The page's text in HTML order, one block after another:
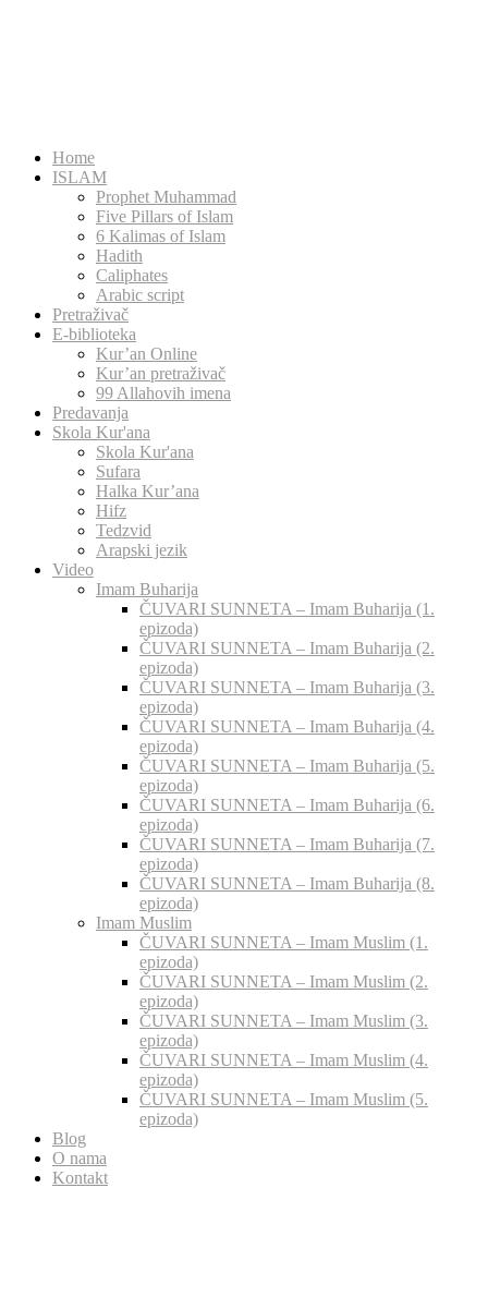
Home
ISLAM
Prophet Muhammad
Five Pillars of Islam
6 Kalimas of Islam
Hadith
Caliphates
Arabic script
Pretraživač
E-biblioteka
Kur’an Online
Kur’an pretraživač
99 Allahovih imena
Predavanja
Skola Kur'ana
Skola Kur'ana
Sufara
Halka Kur’ana
Hifz
Tedzvid
Arapski jezik
Video
Imam Buharija
ČUVARI SUNNETA – Imam Buharija (1.
epizoda)
ČUVARI SUNNETA – Imam Buharija (2.
epizoda)
ČUVARI SUNNETA – Imam Buharija (3.
epizoda)
ČUVARI SUNNETA – Imam Buharija (4.
epizoda)
ČUVARI SUNNETA – Imam Buharija (5.
epizoda)
ČUVARI SUNNETA – Imam Buharija (6.
epizoda)
ČUVARI SUNNETA – Imam Buharija (7.
epizoda)
ČUVARI SUNNETA – Imam Buharija (8.
epizoda)
Imam Muslim
ČUVARI SUNNETA – Imam Muslim (1.
epizoda)
ČUVARI SUNNETA – Imam Muslim (2.
epizoda)
ČUVARI SUNNETA – Imam Muslim (3.
epizoda)
ČUVARI SUNNETA – Imam Muslim (4.
epizoda)
ČUVARI SUNNETA – Imam Muslim (5.
epizoda)
Blog
O nama
Kontakt